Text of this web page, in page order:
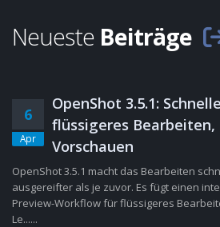
Neueste Beiträge
6
Apr
OpenShot 3.5.1:
flüssigeres Bearbeiten,
Vorschauen
OpenShot 3.5.1 macht das Bearbeiten
ausgereifter als je zuvor. Es fügt einen
Preview-Workflow für flüssigeres
Le......